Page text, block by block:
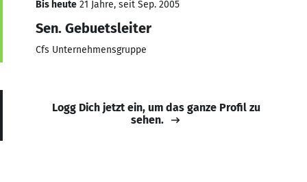
Bis heute 21 Jahre, seit Sep. 2005
Sen. Gebuetsleiter
Cfs Unternehmensgruppe
Logg Dich jetzt ein, um das ganze Profil zu
sehen.